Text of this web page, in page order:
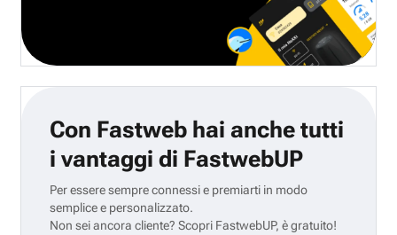
Con Fastweb hai anche tutti
i vantaggi di FastwebUP
Per essere sempre connessi e premiarti in modo
semplice e personalizzato.
Non sei ancora cliente? Scopri FastwebUP, è gratuito!